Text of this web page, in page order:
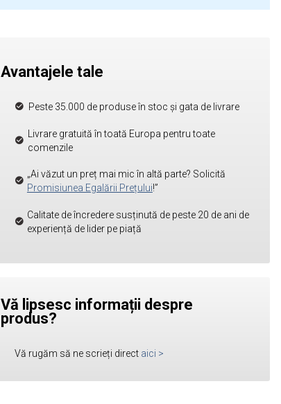
Avantajele tale
Peste 35.000 de produse în stoc și gata de livrare
Livrare gratuită în toată Europa pentru toate
comenzile
„Ai văzut un preț mai mic în altă parte? Solicită
Promisiunea Egalării Prețului!”
Calitate de încredere susținută de peste 20 de ani de
experiență de lider pe piață
Vă lipsesc informații despre
produs?
Vă rugăm să ne scrieți direct aici >